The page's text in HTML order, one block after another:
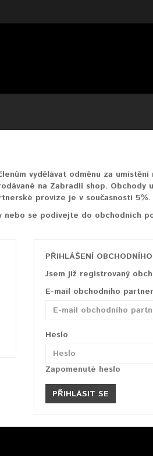
vydělávat odměnu za
na Zabradli shop. Obchody
provize je v současnosti 5%.
se podívejte do obchodních
PŘIHLÁŠENÍ
Jsem již registrovaný
E-mail obchodního
Heslo
Zapomenuté heslo